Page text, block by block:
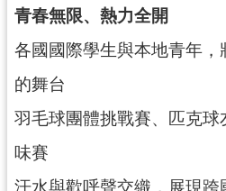
政
信
箱
桃
園
市
政
府
青春無限、熱力全開
各國國際學生與本地青年
的舞台
羽毛球團體挑戰賽、匹克
味賽
汗水與歡呼聲交織，展現跨